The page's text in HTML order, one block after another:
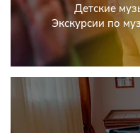
Детские
Экскурсии по